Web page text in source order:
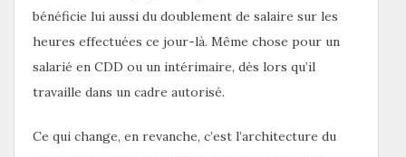
bénéficie lui aussi du doublement de salaire sur les
heures effectuées ce jour-là. Même chose pour un
salarié en CDD ou un intérimaire, dès lors qu’il
travaille dans un cadre autorisé.
Ce qui change, en revanche, c’est l’architecture du